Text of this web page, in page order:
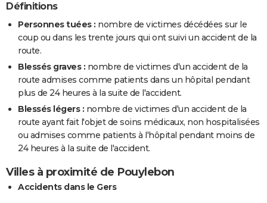
Définitions
Personnes tuées : nombre de victimes décédées sur le
coup ou dans les trente jours qui ont suivi un accident de la
route.
Blessés graves : nombre de victimes d'un accident de la
route admises comme patients dans un hôpital pendant
plus de 24 heures à la suite de l'accident.
Blessés légers : nombre de victimes d'un accident de la
route ayant fait l'objet de soins médicaux, non hospitalisées
ou admises comme patients à l'hôpital pendant moins de
24 heures à la suite de l'accident.
Villes à proximité de Pouylebon
Accidents dans le Gers